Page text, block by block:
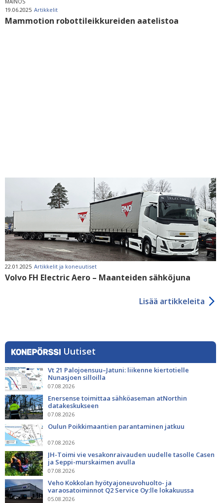
MAINOS
19.06.2025 Artikkelit
Mammotion robottileikkureiden aatelistoa
22.01.2025 Artikkelit ja koneuutiset
Volvo FH Electric Aero – Maanteiden sähköjuna
Lisää artikkeleita
Uutiset
Vt 21 Palojoensuu–Jatuni: liikenne kiertotielle
Nunasjoen silloilla
07.08.2026
Enersense toimittaa sähköaseman atNorthin
datakeskukseen
07.08.2026
Oulun Poikkimaantien parantaminen jatkuu
07.08.2026
JH-Toimi vie vesakonraivauden uudelle tasolle Casen
ja Seppi-murskaimen avulla
07.08.2026
Veho Kokkolan hyötyajoneuvohuolto- ja
varaosatoiminnot Q2 Service Oy:lle lokakuussa
05.08.2026